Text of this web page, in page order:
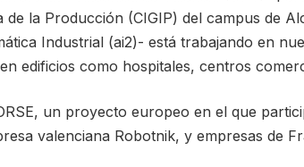
de la Producción (CIGIP) del campus de
Industrial (ai2)- está trabajando en
edificios como hospitales, centros
un proyecto europeo en el que
valenciana Robotnik, y empresas de